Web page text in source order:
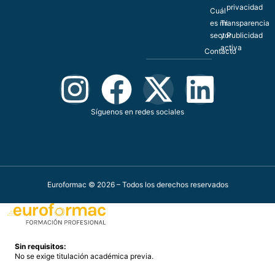
Cuál
es mi
sector
Contacto
privacidad
Transparencia
y Publicidad
activa
Síguenos en redes sociales
Euroformac © 2026 – Todos los derechos reservados
Sin requisitos:
No se exige titulación académica previa.